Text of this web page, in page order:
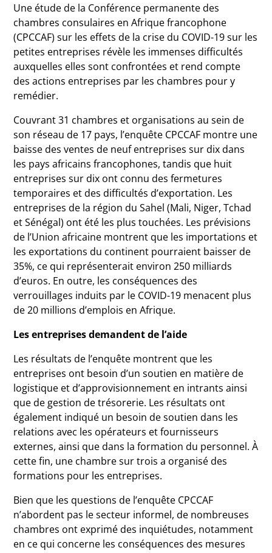
Une étude de la Conférence permanente des
chambres consulaires en Afrique francophone
(CPCCAF) sur les effets de la crise du COVID-19 sur les
petites entreprises révèle les immenses difficultés
auxquelles elles sont confrontées et rend compte
des actions entreprises par les chambres pour y
remédier.
Couvrant 31 chambres et organisations au sein de
son réseau de 17 pays, l’enquête CPCCAF montre une
baisse des ventes de neuf entreprises sur dix dans
les pays africains francophones, tandis que huit
entreprises sur dix ont connu des fermetures
temporaires et des difficultés d’exportation. Les
entreprises de la région du Sahel (Mali, Niger, Tchad
et Sénégal) ont été les plus touchées. Les prévisions
de l’Union africaine montrent que les importations et
les exportations du continent pourraient baisser de
35%, ce qui représenterait environ 250 milliards
d’euros. En outre, les conséquences des
verrouillages induits par le COVID-19 menacent plus
de 20 millions d’emplois en Afrique.
Les entreprises demandent de l’aide
Les résultats de l’enquête montrent que les
entreprises ont besoin d’un soutien en matière de
logistique et d’approvisionnement en intrants ainsi
que de gestion de trésorerie. Les résultats ont
également indiqué un besoin de soutien dans les
relations avec les opérateurs et fournisseurs
externes, ainsi que dans la formation du personnel. À
cette fin, une chambre sur trois a organisé des
formations pour les entreprises.
Bien que les questions de l’enquête CPCCAF
n’abordent pas le secteur informel, de nombreuses
chambres ont exprimé des inquiétudes, notamment
en ce qui concerne les conséquences des mesures